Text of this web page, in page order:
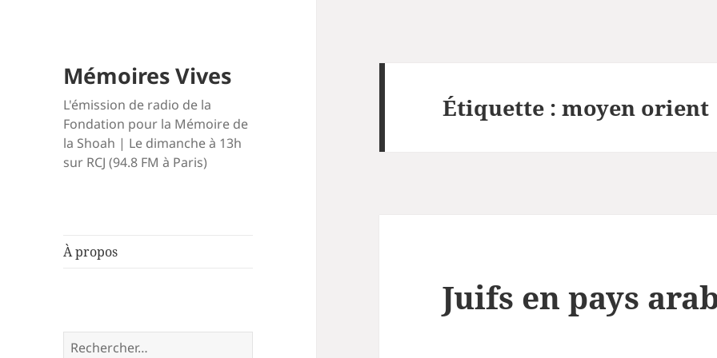
Mémoires Vives
L'émission de radio de la
Fondation pour la Mémoire de
la Shoah | Le dimanche à 13h
sur RCJ (94.8 FM à Paris)
À propos
Rechercher :
Étiquette :moyen orient
Juifs en pays